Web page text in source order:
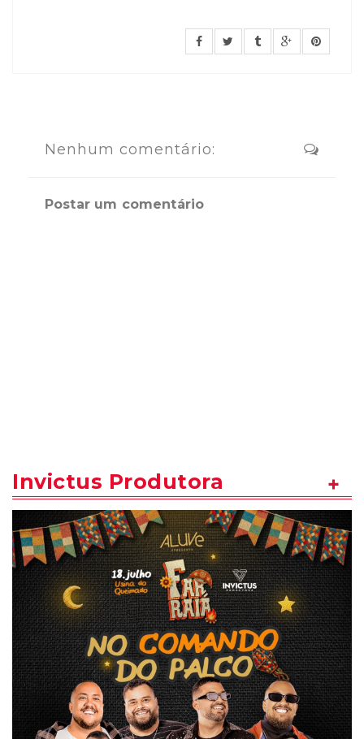
Nenhum comentário:
Postar um comentário
Invictus Produtora